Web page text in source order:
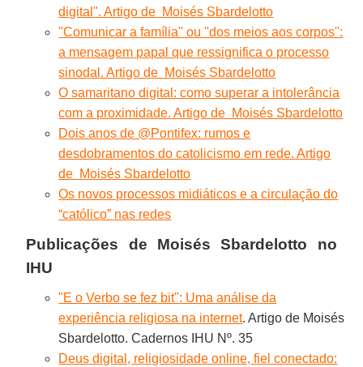
digital". Artigo de Moisés Sbardelotto
''Comunicar a família'' ou ''dos meios aos corpos'':
a mensagem papal que ressignifica o processo
sinodal. Artigo de Moisés Sbardelotto
O samaritano digital: como superar a intolerância
com a proximidade. Artigo de Moisés Sbardelotto
Dois anos de @Pontifex: rumos e
desdobramentos do catolicismo em rede. Artigo
de Moisés Sbardelotto
Os novos processos midiáticos e a circulação do
“católico” nas redes
Publicações de Moisés Sbardelotto no
IHU
"E o Verbo se fez bit": Uma análise da
experiência religiosa na internet. Artigo de Moisés
Sbardelotto. Cadernos IHU Nº. 35
Deus digital, religiosidade online, fiel conectado: